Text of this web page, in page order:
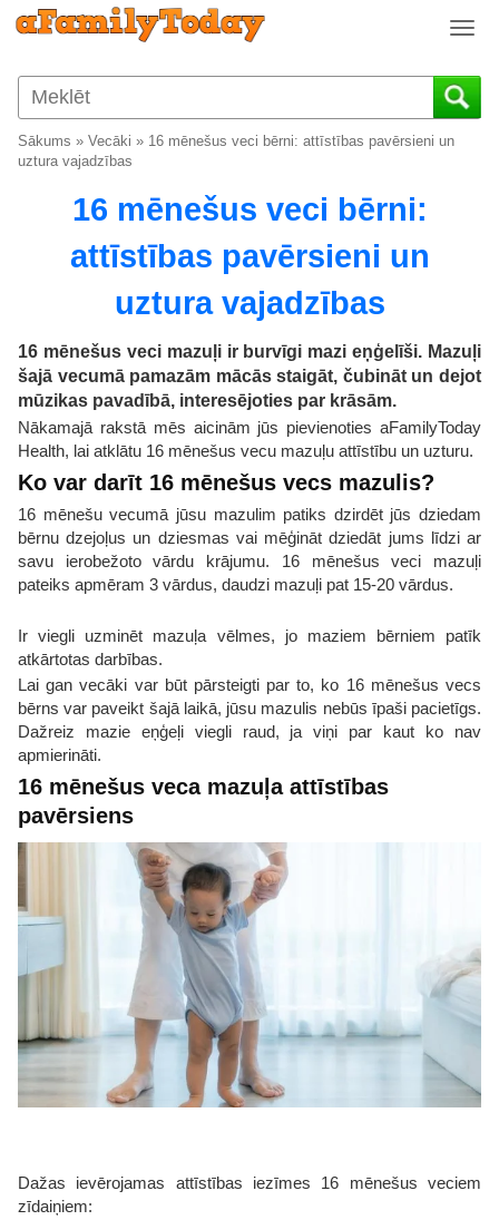
T
g
g
i
o
Sākums » Vecāki » 16 mēnešus veci bērni: attīstības pavērsieni un
uztura vajadzības
16 mēnešus veci bērni:
attīstības pavērsieni un
uztura vajadzības
16 mēnešus veci mazuļi ir burvīgi mazi eņģelīši. Mazuļi
šajā vecumā pamazām mācās staigāt, čubināt un dejot
mūzikas pavadībā, interesējoties par krāsām.
Nākamajā rakstā mēs aicinām jūs pievienoties aFamilyToday
Health, lai atklātu 16 mēnešus vecu mazuļu attīstību un uzturu.
Ko var darīt 16 mēnešus vecs mazulis?
16 mēnešu vecumā jūsu mazulim patiks dzirdēt jūs dziedam
bērnu dzejoļus un dziesmas vai mēģināt dziedāt jums līdzi ar
savu ierobežoto vārdu krājumu. 16 mēnešus veci mazuļi
pateiks apmēram 3 vārdus, daudzi mazuļi pat 15-20 vārdus.
Ir viegli uzminēt mazuļa vēlmes, jo maziem bērniem patīk
atkārtotas darbības.
Lai gan vecāki var būt pārsteigti par to, ko 16 mēnešus vecs
bērns var paveikt šajā laikā, jūsu mazulis nebūs īpaši pacietīgs.
Dažreiz mazie eņģeļi viegli raud, ja viņi par kaut ko nav
apmierināti.
16 mēnešus veca mazuļa attīstības
pavērsiens
Dažas ievērojamas attīstības iezīmes 16 mēnešus veciem
zīdaiņiem: